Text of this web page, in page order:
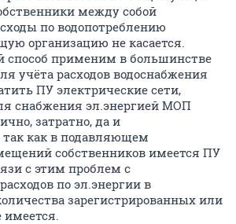
между собой
по водопотреблению
организацию не касается.
способ применим в большинстве
учёта расходов водоснабжения
ПУ электрические сети,
снабжения эл.энергией МОП
затратно, да и
так как в подавляющем
собственников имеется ПУ
с этим проблем с
по эл.энергии в
зарегистрированных или